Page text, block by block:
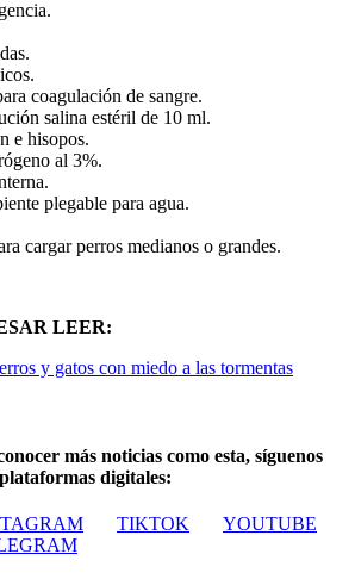
coagulación de sangre.
salina estéril de 10 ml.
e hisopos.
al 3%.
plegable para agua.
cargar perros medianos o grandes.
LEER:
y gatos con miedo a las tormentas
más noticias como esta, síguenos
digitales:
TIKTOK
YOUTUBE